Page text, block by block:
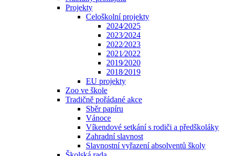
Projekty
Celoškolní projekty
2024⁄2025
2023⁄2024
2022⁄2023
2021⁄2022
2019⁄2020
2018⁄2019
EU projekty
Zoo ve škole
Tradičně pořádané akce
Sběr papíru
Vánoce
Víkendové setkání s rodiči a předškoláky
Zahradní slavnost
Slavnostní vyřazení absolventů školy